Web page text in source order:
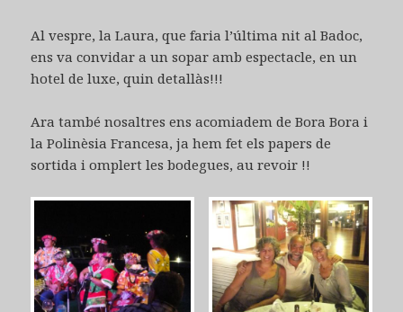
Al vespre, la Laura, que faria l’última nit al Badoc,
ens va convidar a un sopar amb espectacle, en un
hotel de luxe, quin detallàs!!!
Ara també nosaltres ens acomiadem de Bora Bora i
la Polinèsia Francesa, ja hem fet els papers de
sortida i omplert les bodegues, au revoir !!